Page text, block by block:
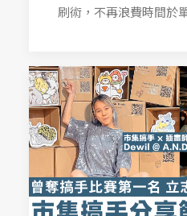
刷術，不再浪費時間於